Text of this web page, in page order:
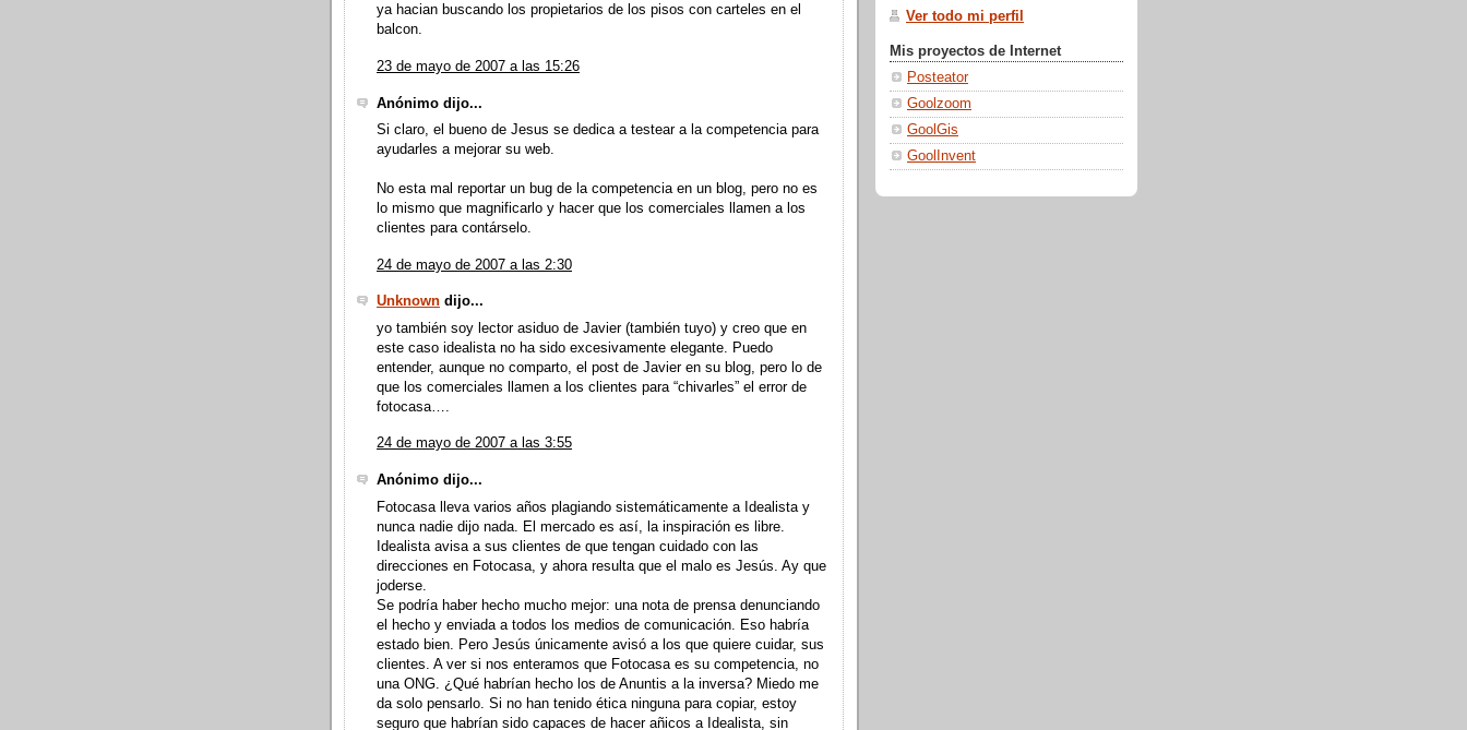
ya hacian buscando los propietarios de los pisos con carteles en el
balcon.
23 de mayo de 2007 a las 15:26
Anónimo dijo...
Si claro, el bueno de Jesus se dedica a testear a la competencia para
ayudarles a mejorar su web.
No esta mal reportar un bug de la competencia en un blog, pero no es
lo mismo que magnificarlo y hacer que los comerciales llamen a los
clientes para contárselo.
24 de mayo de 2007 a las 2:30
Unknown dijo...
yo también soy lector asiduo de Javier (también tuyo) y creo que en
este caso idealista no ha sido excesivamente elegante. Puedo
entender, aunque no comparto, el post de Javier en su blog, pero lo de
que los comerciales llamen a los clientes para “chivarles” el error de
fotocasa….
24 de mayo de 2007 a las 3:55
Anónimo dijo...
Fotocasa lleva varios años plagiando sistemáticamente a Idealista y
nunca nadie dijo nada. El mercado es así, la inspiración es libre.
Idealista avisa a sus clientes de que tengan cuidado con las
direcciones en Fotocasa, y ahora resulta que el malo es Jesús. Ay que
joderse.
Se podría haber hecho mucho mejor: una nota de prensa denunciando
el hecho y enviada a todos los medios de comunicación. Eso habría
estado bien. Pero Jesús únicamente avisó a los que quiere cuidar, sus
clientes. A ver si nos enteramos que Fotocasa es su competencia, no
una ONG. ¿Qué habrían hecho los de Anuntis a la inversa? Miedo me
da solo pensarlo. Si no han tenido ética ninguna para copiar, estoy
seguro que habrían sido capaces de hacer añicos a Idealista, sin
Ver todo mi perfil
Mis proyectos de Internet
Posteator
Goolzoom
GoolGis
GoolInvent